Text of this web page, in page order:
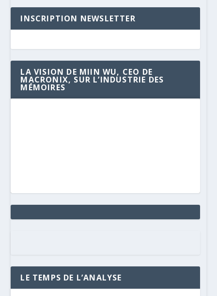
INSCRIPTION NEWSLETTER
LA VISION DE MIIN WU, CEO DE
MACRONIX, SUR L’INDUSTRIE DES
MÉMOIRES
LE TEMPS DE L’ANALYSE